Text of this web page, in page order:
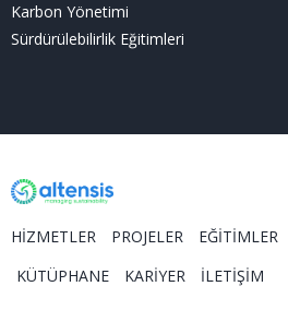
Karbon Yönetimi
Sürdürülebilirlik Eğitimleri
HİZMETLER PROJELER EĞİTİMLER
KÜTÜPHANE
KARİYER İLETİŞİM